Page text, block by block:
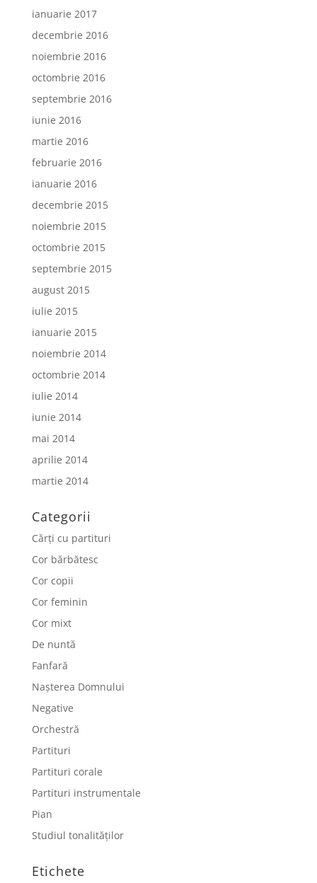
ianuarie 2017
decembrie 2016
noiembrie 2016
octombrie 2016
septembrie 2016
iunie 2016
martie 2016
februarie 2016
ianuarie 2016
decembrie 2015
noiembrie 2015
octombrie 2015
septembrie 2015
august 2015
iulie 2015
ianuarie 2015
noiembrie 2014
octombrie 2014
iulie 2014
iunie 2014
mai 2014
aprilie 2014
martie 2014
Categorii
Cărți cu partituri
Cor bărbătesc
Cor copii
Cor feminin
Cor mixt
De nuntă
Fanfară
Nașterea Domnului
Negative
Orchestră
Partituri
Partituri corale
Partituri instrumentale
Pian
Studiul tonalităților
Etichete